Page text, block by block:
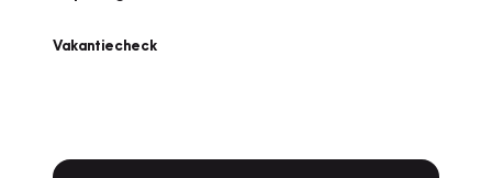
Vakantiecheck